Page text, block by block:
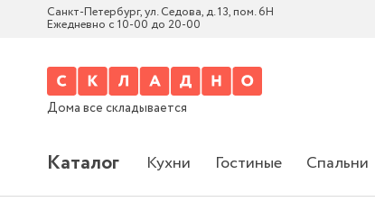
Санкт-Петербург, ул. Седова, д. 13, пом. 6Н
Ежедневно с 10-00 до 20-00
Дома все складывается
Каталог Кухни Гостиные Спальни